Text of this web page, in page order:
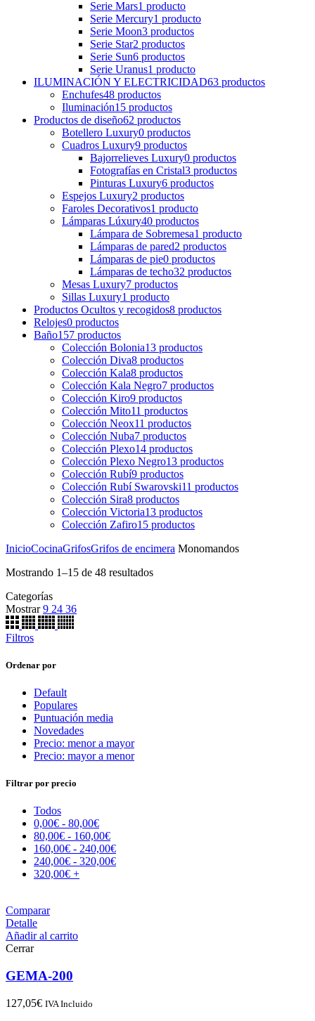
Serie Mars1 producto
Serie Mercury1 producto
Serie Moon3 productos
Serie Star2 productos
Serie Sun6 productos
Serie Uranus1 producto
ILUMINACIÓN Y ELECTRICIDAD63 productos
Enchufes48 productos
Iluminación15 productos
Productos de diseño62 productos
Botellero Luxury0 productos
Cuadros Luxury9 productos
Bajorrelieves Luxury0 productos
Fotografías en Cristal3 productos
Pinturas Luxury6 productos
Espejos Luxury2 productos
Faroles Decorativos1 producto
Lámparas Lúxury40 productos
Lámpara de Sobremesa1 producto
Lámparas de pared2 productos
Lámparas de pie0 productos
Lámparas de techo32 productos
Mesas Luxury7 productos
Sillas Luxury1 producto
Productos Ocultos y recogidos8 productos
Relojes0 productos
Baño157 productos
Colección Bolonia13 productos
Colección Diva8 productos
Colección Kala8 productos
Colección Kala Negro7 productos
Colección Kiro9 productos
Colección Mito11 productos
Colección Neox11 productos
Colección Nuba7 productos
Colección Plexo14 productos
Colección Plexo Negro13 productos
Colección Rubí9 productos
Colección Rubí Swarovski11 productos
Colección Sira8 productos
Colección Victoria13 productos
Colección Zafiro15 productos
InicioCocinaGrifosGrifos de encimera Monomandos
Mostrando 1–15 de 48 resultados
Categorías
Mostrar 9 24 36
Filtros
Ordenar por
Default
Populares
Puntuación media
Novedades
Precio: menor a mayor
Precio: mayor a menor
Filtrar por precio
Todos
0,00€ - 80,00€
80,00€ - 160,00€
160,00€ - 240,00€
240,00€ - 320,00€
320,00€ +
Comparar
Detalle
Añadir al carrito
Cerrar
GEMA-200
127,05€ IVA Incluido